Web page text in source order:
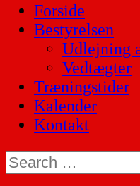
Forside
Bestyrelsen
Udlejning
Vedtægter
Træningstider
Kalender
Kontakt
Search
for: